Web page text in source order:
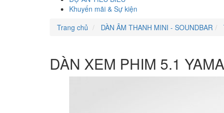
Khuyến mãi & Sự kiện
Trang chủ
DÀN ÂM THANH MINI - SOUNDBAR
DÀN XEM PHIM 5.1